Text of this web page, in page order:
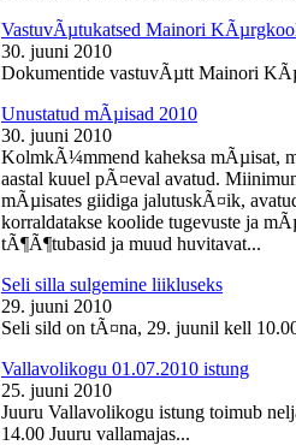
VastuvÃµtukatsed Mainori
30. juuni 2010
Dokumentide vastuvÃµtt Mainori
Unustatud mÃµisad 2010
30. juuni 2010
KolmkÃ¼mmend kaheksa mÃµisat,
aastal kuuel pÃ¤eval avatud.
mÃµisates giidiga jalutuskÃ¤ik,
korraldatakse koolide tugevuste ja
tÃ¶Ã¶tubasid ja muud huvitavat...
Seli silla sulgemine liikluseks
29. juuni 2010
Seli sild on tÃ¤na, 29. juunil kell
Vallavolikogu 01.07.2010 istung
25. juuni 2010
Juuru Vallavolikogu istung toimub
14.00 Juuru vallamajas...